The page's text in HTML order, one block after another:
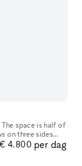
on three sides
the courtyard. the c
€ 4.800 per dag